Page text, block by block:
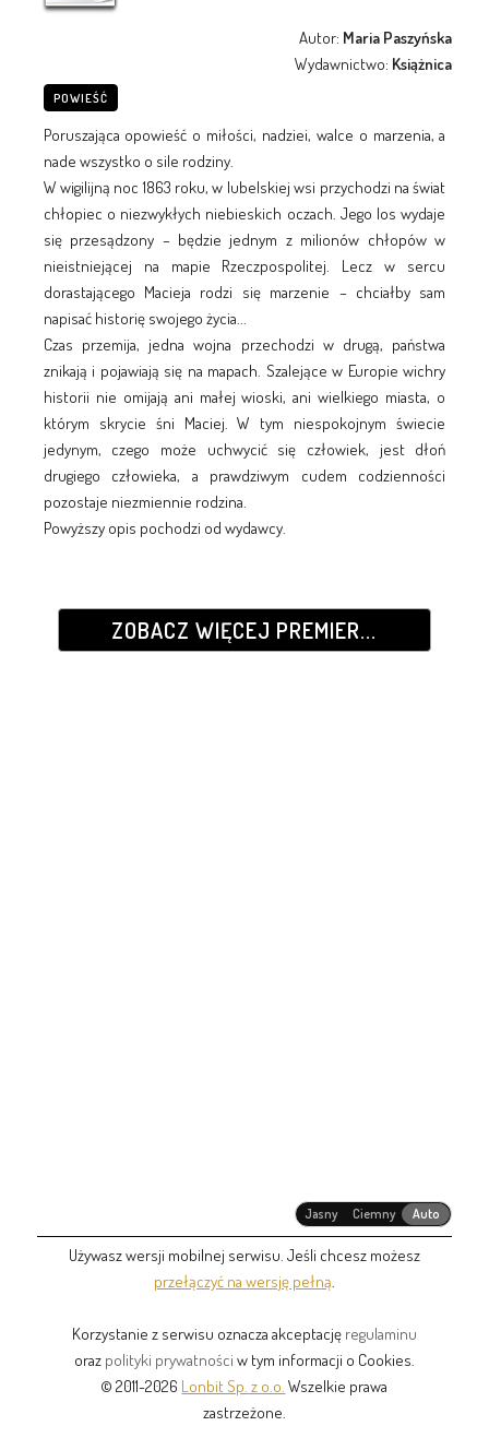
Autor: Maria Paszyńska
Wydawnictwo: Książnica
POWIEŚĆ
Poruszająca opowieść o miłości, nadziei, walce o marzenia, a
nade wszystko o sile rodziny.
W wigilijną noc 1863 roku, w lubelskiej wsi przychodzi na świat
chłopiec o niezwykłych niebieskich oczach. Jego los wydaje
się przesądzony – będzie jednym z milionów chłopów w
nieistniejącej na mapie Rzeczpospolitej. Lecz w sercu
dorastającego Macieja rodzi się marzenie – chciałby sam
napisać historię swojego życia...
Czas przemija, jedna wojna przechodzi w drugą, państwa
znikają i pojawiają się na mapach. Szalejące w Europie wichry
historii nie omijają ani małej wioski, ani wielkiego miasta, o
którym skrycie śni Maciej. W tym niespokojnym świecie
jedynym, czego może uchwycić się człowiek, jest dłoń
drugiego człowieka, a prawdziwym cudem codzienności
pozostaje niezmiennie rodzina.
Powyższy opis pochodzi od wydawcy.
ZOBACZ WIĘCEJ PREMIER...
Jasny Ciemny Auto
Używasz wersji mobilnej serwisu. Jeśli chcesz możesz
przełączyć na wersję pełną
Korzystanie z serwisu oznacza akceptację regulaminu
oraz polityki prywatności w tym informacji o Cookies.
© 2011-2026 Lonbit Sp. z o.o. Wszelkie prawa
zastrzeżone.